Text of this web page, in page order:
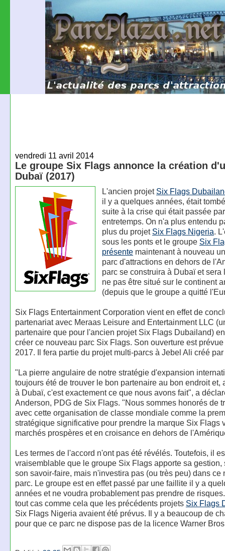
vendredi 11 avril 2014
Le groupe Six Flags annonce la création
Dubaï (2017)
L'ancien projet Six Flags
il y a quelques années, était
suite à la crise qui était passée
entretemps. On n'a plus entendu
plus du projet Six Flags Nigeria.
sous les ponts et le groupe Six
présentemaintenant à nouveau
parc d'attractions en dehors de
parc se construira à Dubaï et sera
ne pas être situé sur le continent
(depuis que le groupe a quitté
Six Flags Entertainment Corporation vient en effet de
partenariat avec Meraas Leisure and Entertainment LLC
partenaire que pour l'ancien projet Six Flags Dubailand)
créer ce nouveau parc Six Flags. Son ouverture est
2017. Il fera partie du projet multi-parcs à Jebel Ali créé
"La pierre angulaire de notre stratégie d'expansion
toujours été de trouver le bon partenaire au bon endroit et,
à Dubaï, c'est exactement ce que nous avons fait", a
Anderson, PDG de Six Flags. "Nous sommes honorés de
avec cette organisation de classe mondiale comme la
stratégique significative pour prendre la marque Six Flags
marchés prospères et en croisance en dehors de
Les termes de l'accord n'ont pas été révélés. Toutefois, il
vraisemblable que le groupe Six Flags apporte sa gestion,
son savoir-faire, mais n'investira pas (ou très peu) dans ce
parc. Le groupe est en effet passé par une faillite il y a
années et ne voudra probablement pas prendre de
tout cas comme cela que les précédents projets Six Flags
Six Flags Nigeria avaient été prévus. Il y a beaucoup de
pour que ce parc ne dispose pas de la licence Warner